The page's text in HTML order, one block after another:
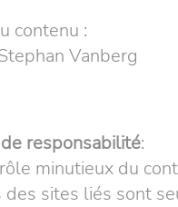
contenu :
Vanberg
responsabilité:
minutieux du
sites liés sont